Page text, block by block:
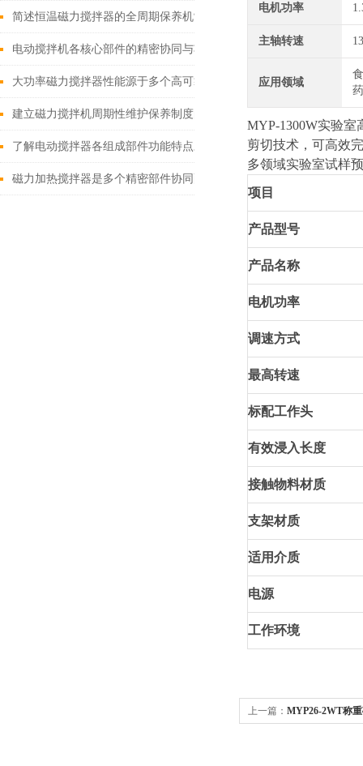
简述恒温磁力搅拌器的全周期保养机制
电动搅拌机各核心部件的精密协同与功能优化分享
大功率磁力搅拌器性能源于多个高可靠性功能模块的精密协同
建立磁力搅拌机周期性维护保养制度的重要性分享
了解电动搅拌器各组成部件功能特点才能更好的使用它
磁力加热搅拌器是多个精密部件协同配合的智慧结晶
电机功率
主轴转速
应用领域
药
MYP-1300W实验室
剪切技术，可高效
多领域实验室试样
项目
产品型号
产品名称
电机功率
调速方式
最高转速
标配工作头
有效浸入长度
接触物料材质
支架材质
适用介质
电源
工作环境
上一篇： MYP26-2WT称